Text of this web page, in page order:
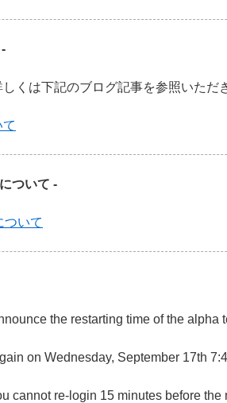
くは下記のブログ記事を参照いただ
ついて -
ついて
the restarting time of the alpha
on Wednesday, September 17th
cannot re-login 15 minutes before the